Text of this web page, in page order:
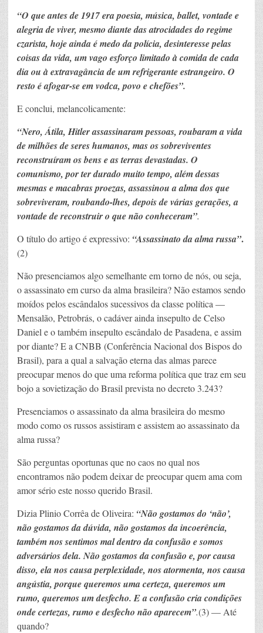
“O que antes de 1917 era poesia, música, ballet, vontade e
alegria de viver, mesmo diante das atrocidades do regime
czarista, hoje ainda é medo da polícia, desinteresse pelas
coisas da vida, um vago esforço limitado à comida de cada
dia ou à extravagância de um refrigerante estrangeiro. O
resto é afogar-se em vodca, povo e chefões”.
E conclui, melancolicamente:
“Nero, Átila, Hitler assassinaram pessoas, roubaram a vida
de milhões de seres humanos, mas os sobreviventes
reconstruíram os bens e as terras devastadas. O
comunismo, por ter durado muito tempo, além dessas
mesmas e macabras proezas, assassinou a alma dos que
sobreviveram, roubando-lhes, depois de várias gerações, a
vontade de reconstruir o que não conheceram”.
O título do artigo é expressivo: “Assassinato da alma russa”.
(2)
Não presenciamos algo semelhante em torno de nós, ou seja,
o assassinato em curso da alma brasileira? Não estamos sendo
moídos pelos escândalos sucessivos da classe política —
Mensalão, Petrobrás, o cadáver ainda insepulto de Celso
Daniel e o também insepulto escândalo de Pasadena, e assim
por diante? E a CNBB (Conferência Nacional dos Bispos do
Brasil), para a qual a salvação eterna das almas parece
preocupar menos do que uma reforma política que traz em seu
bojo a sovietização do Brasil prevista no decreto 3.243?
Presenciamos o assassinato da alma brasileira do mesmo
modo como os russos assistiram e assistem ao assassinato da
alma russa?
São perguntas oportunas que no caos no qual nos
encontramos não podem deixar de preocupar quem ama com
amor sério este nosso querido Brasil.
Dizia Plinio Corrêa de Oliveira: “Não gostamos do ‘não’,
não gostamos da dúvida, não gostamos da incoerência,
também nos sentimos mal dentro da confusão e somos
adversários dela. Não gostamos da confusão e, por causa
disso, ela nos causa perplexidade, nos atormenta, nos causa
angústia, porque queremos uma certeza, queremos um
rumo, queremos um desfecho. E a confusão cria condições
onde certezas, rumo e desfecho não aparecem”.(3) — Até
quando?